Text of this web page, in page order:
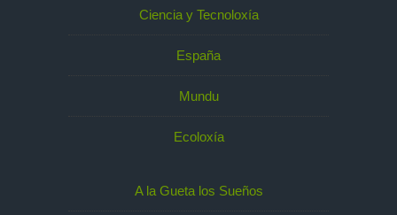
Ciencia y Tecnoloxía
España
Mundu
Ecoloxía
A la Gueta los Sueños